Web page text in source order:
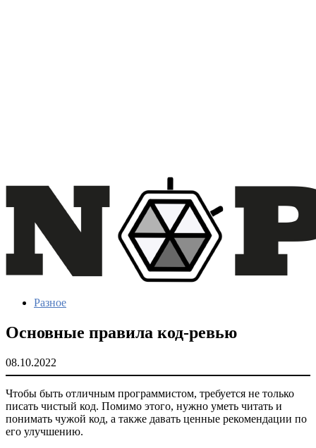
Разное
Основные правила код-ревью
08.10.2022
Чтобы быть отличным программистом, требуется не только
писать чистый код. Помимо этого, нужно уметь читать и
понимать чужой код, а также давать ценные рекомендации по
его улучшению.